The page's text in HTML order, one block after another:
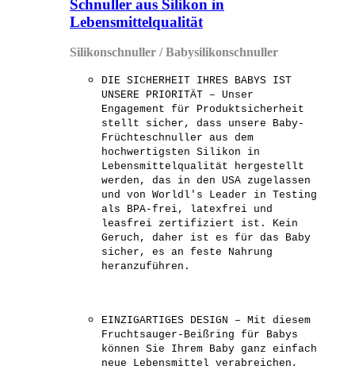
Schnuller aus Silikon in
Lebensmittelqualität
Silikonschnuller / Babysilikonschnuller
DIE SICHERHEIT IHRES BABYS IST
UNSERE PRIORITÄT – Unser
Engagement für Produktsicherheit
stellt sicher, dass unsere Baby-
Früchteschnuller aus dem
hochwertigsten Silikon in
Lebensmittelqualität hergestellt
werden, das in den USA zugelassen
und von Worldl's Leader in Testing
als BPA-frei, latexfrei und
leasfrei zertifiziert ist. Kein
Geruch, daher ist es für das Baby
sicher, es an feste Nahrung
heranzuführen.
EINZIGARTIGES DESIGN – Mit diesem
Fruchtsauger-Beißring für Babys
können Sie Ihrem Baby ganz einfach
neue Lebensmittel verabreichen,